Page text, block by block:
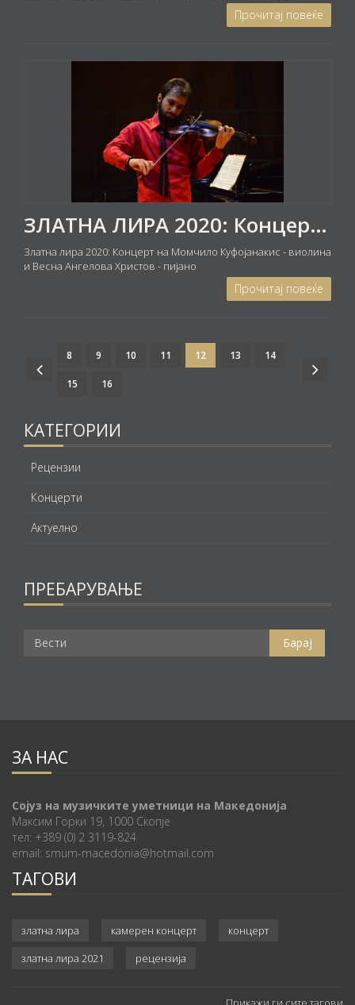
Прочитај повеќе
ЗЛАТНА ЛИРА 2020: Концерт на Момчило Куфојанакис - виолина и Весна Ангелова Христов - пијано
Златна лира 2020: Концерт на Момчило Куфојанакис - виолина
и Весна Ангелова Христов - пијано
Прочитај повеќе
8 9 10 11 12 13 14
15 16
КАТЕГОРИИ
Рецензии
Концерти
Актуелно
ПРЕБАРУВАЊЕ
ЗА НАС
Сојуз на музичките уметници на Македонија
Максим Горки 19, 1000 Скопје
тел: +389 (0) 2 3119-824
email: smum-macedonia@hotmail.com
ТАГОВИ
златна лира камерен концерт
концерт
златна лира 2021
рецензија